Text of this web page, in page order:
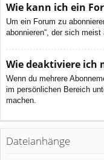
Wie kann ich ein
Um ein Forum zu
abonnieren“, der sich
Wie deaktiviere ich
Wenn du mehrere
im persönlichen Bereich
machen.
Dateianhänge